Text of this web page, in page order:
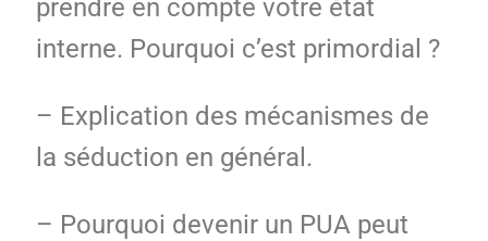
prendre en compte votre état
interne. Pourquoi c’est primordial ?
– Explication des mécanismes de
la séduction en général.
– Pourquoi devenir un PUA peut